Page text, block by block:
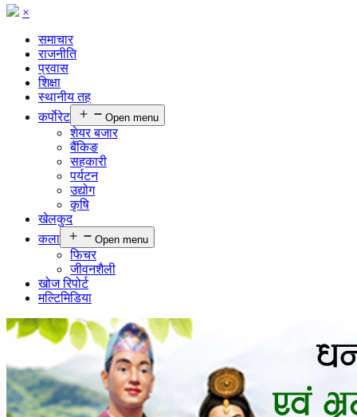
×
समाचार
राजनीति
प्रवास
शिक्षा
स्थानीय तह
कर्पाेरेट
Open menu
शेयर बजार
बैंकिङ
सहकारी
पर्यटन
उद्योग
कृषि
खेलकुद
कला
Open menu
फिचर
जीवनशैली
खोज रिपोर्ट
मल्टिमिडिया